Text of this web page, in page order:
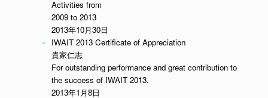
Activities from
2009 to 2013
2013年10月30日
IWAIT 2013 Certificate of Appreciation
貴家仁志
For outstanding performance and great contribution to
the success of IWAIT 2013.
2013年1月8日